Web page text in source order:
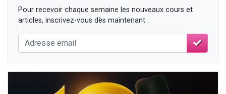
Pour recevoir chaque semaine les nouveaux cours et
articles, inscrivez-vous dès maintenant :